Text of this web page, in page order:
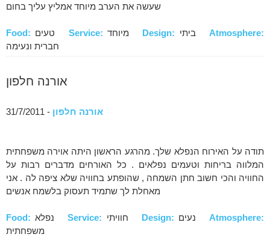
שעשה את הערב מיוחד אמליץ עליך בחום
Food: Service: Design:
Atmosphere:
חברית ונעימה
אורנה חלפון
אורנה חלפון - 31/7/2011
תודה על האירוח הנפלא שלך. מהרגע הראשון היתה אוירה משפחתית
המלווה בריחות וטעמים נפלאים . כל האורחים מדברים רבות על
החוויה והכי חשוב חתן השמחה , שהופתע בחוויה שלא ציפה לה . אני
מאחלת לך שתמיד תעסוק בלשמח אנשים
Food: נפלאService: Design:
Atmosphere:
משפחתית